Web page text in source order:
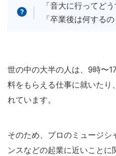
「音大に行ってどう
「卒業後は何するの
世の中の大半の人は、9時〜
料をもらえる仕事に就いた
れています。
そのため、プロのミュージシ
ンスなどの起業に近いことに